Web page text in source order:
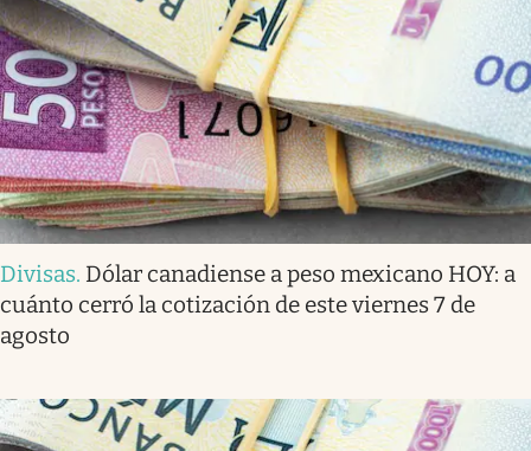
Divisas. Dólar canadiense a peso mexicano HOY: a
cuánto cerró la cotización de este viernes 7 de
agosto